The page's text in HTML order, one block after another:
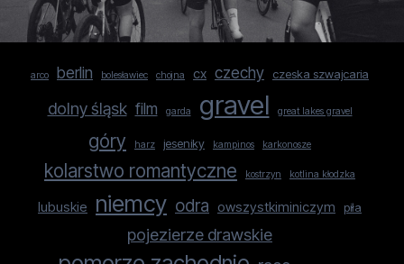
arco berlin bolesławiec chojna cx czechy czeska szwajcaria
dolny śląsk film garda gravel great lakes gravel
góry harz jeseniky kampinos karkonosze
kolarstwo romantyczne kostrzyn kotlina kłodzka
lubuskie niemcy odra owszystkiminiczym piła
pojezierze drawskie